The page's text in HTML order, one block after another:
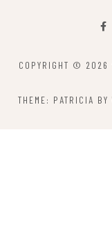
COPYRIGHT © 2026
THEME: PATRICIA BY